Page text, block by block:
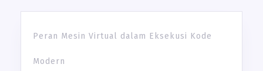
Peran Mesin Virtual dalam Eksekusi Kode
Modern